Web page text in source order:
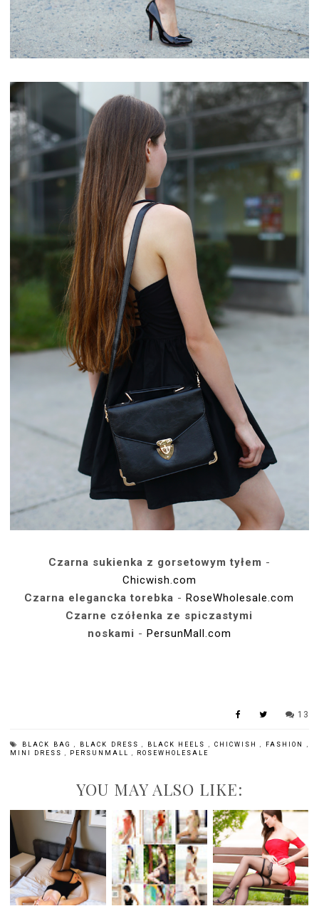
Czarna sukienka z gorsetowym tyłem -
Chicwish.com
Czarna elegancka torebka -RoseWholesale.com
Czarne czółenka ze spiczastymi
noskami - PersunMall.com
13
BLACK BAG BLACK DRESS BLACK HEELS CHICWISH FASHION
MINI DRESS
PERSUNMALL ROSEWHOLESALE
YOU MAY ALSO LIKE: